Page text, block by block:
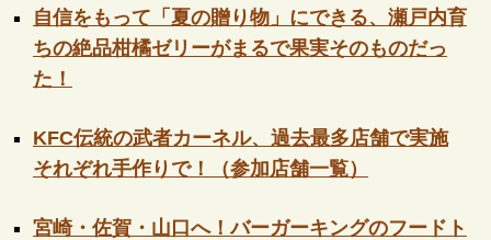
自信をもって「夏の贈り物」にできる、瀬戸内育
ちの絶品柑橘ゼリーがまるで果実そのものだっ
た！
KFC伝統の武者カーネル、過去最多店舗で実施
それぞれ手作りで！（参加店舗一覧）
宮崎・佐賀・山口へ！バーガーキングのフードト